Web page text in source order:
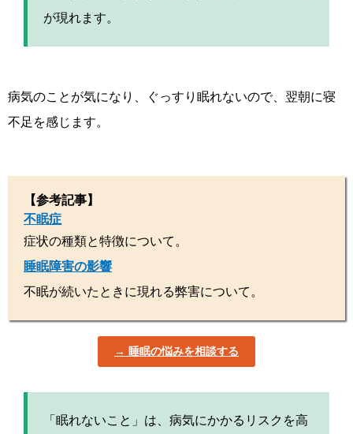
が現れます。
病気のことが気になり、ぐっすり眠れないので、翌朝に寝
不足を感じます。
【参考記事】
不眠症
症状の種類と特徴について。
睡眠障害の影響
不眠が続いたときに現れる弊害について。
睡眠の悩みを相談する
「眠れないこと」は、病気にかかるリスクを高